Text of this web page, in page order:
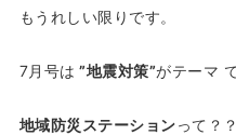
もうれしい限りです。
7月号は ”地震対策”がテーマ
地域防災ステーションって？？